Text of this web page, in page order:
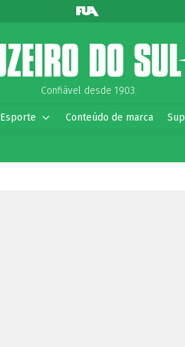
Confiável desde 1903.
Esporte Conteúdo de marca